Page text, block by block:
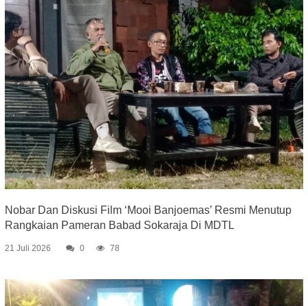
Nobar Dan Diskusi Film ‘Mooi Banjoemas’ Resmi Menutup
Rangkaian Pameran Babad Sokaraja Di MDTL
21 Juli 2026 0 78